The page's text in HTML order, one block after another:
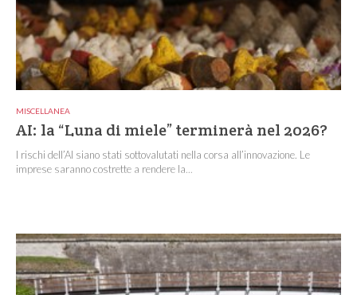
MISCELLANEA
AI: la “Luna di miele” terminerà nel 2026?
I rischi dell’AI siano stati sottovalutati nella corsa all’innovazione. Le
imprese saranno costrette a rendere la...